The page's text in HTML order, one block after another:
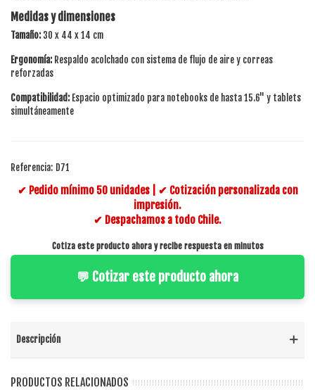
Medidas y dimensiones
Tamaño: 30 x 44 x 14 cm
Ergonomía: Respaldo acolchado con sistema de flujo de aire y correas
reforzadas
Compatibilidad: Espacio optimizado para notebooks de hasta 15.6" y tablets
simultáneamente
Referencia: D71
✔ Pedido mínimo 50 unidades | ✔ Cotización personalizada con
impresión.
✔ Despachamos a todo Chile.
Cotiza este producto ahora y recibe respuesta en minutos
💬 Cotizar este producto ahora
Descripción
PRODUCTOS RELACIONADOS